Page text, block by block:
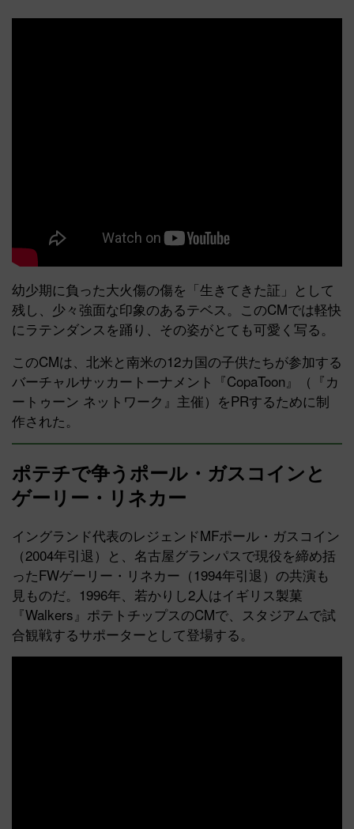
幼少期に負った大火傷の傷を「生きてきた証」として
残し、少々強面な印象のあるテベス。このCMでは軽快
にラテンダンスを踊り、その姿がとても可愛く写る。
このCMは、北米と南米の12カ国の子供たちが参加する
バーチャルサッカートーナメント『CopaToon』（『カ
ートゥーン ネットワーク』主催）をPRするために制
作された。
ポテチで争うポール・ガスコインと
ゲーリー・リネカー
イングランド代表のレジェンドMFポール・ガスコイン
（2004年引退）と、名古屋グランパスで現役を締め括
ったFWゲーリー・リネカー（1994年引退）の共演も
見ものだ。1996年、若かりし2人はイギリス製菓
『Walkers』ポテトチップスのCMで、スタジアムで試
合観戦するサポーターとして登場する。